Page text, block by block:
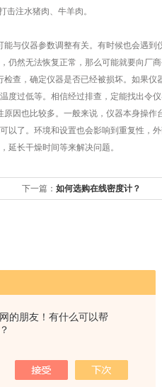
的朋友！有什么可以帮
击注水猪肉、牛羊肉。
与仪器参数调整有关。有时候也会遇
然无法恢复正常，那么可能就要向厂商
查，确定仪器是否已经被损坏。如果
度过低等。相信经过排查，定能找出令
因也比较多。一般来说，仪器本身操
以了。环境和设置也会影响到重复性，
延长干燥时间等来解决问题。
下一篇： 如何选购在线密度计？